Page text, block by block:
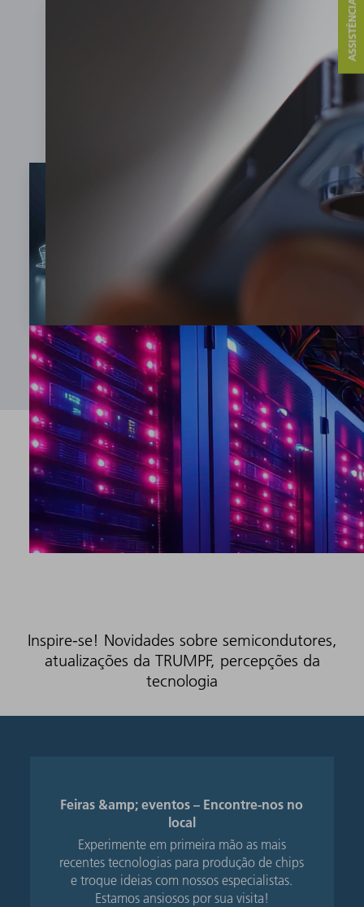
Inspire-se! Novidades sobre semicondutores,
atualizações da TRUMPF, percepções da
tecnologia
Feiras &amp; eventos – Encontre-nos no
local
Experimente em primeira mão as mais
recentes tecnologias para produção de chips
e troque ideias com nossos especialistas.
Estamos ansiosos por sua visita!